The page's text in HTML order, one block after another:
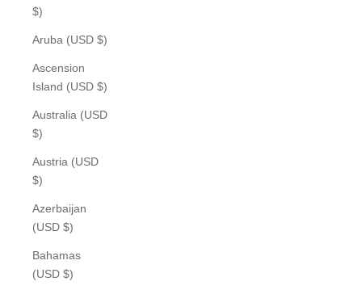
$)
Aruba (USD $)
Ascension
Island (USD $)
Australia (USD
$)
Austria (USD
$)
Azerbaijan
(USD $)
Bahamas
(USD $)